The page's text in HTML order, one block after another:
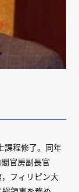
課程修了。同年
官房副長官
フィリピン大